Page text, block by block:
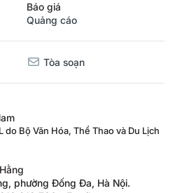
Báo giá
Quảng cáo
Tòa soạn
do Bộ Văn Hóa, Thể Thao và Du Lịch
phường Đống Đa, Hà Nội.